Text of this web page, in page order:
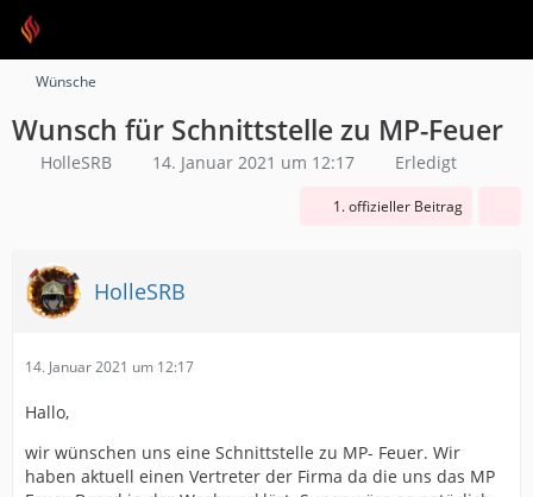
Wünsche
Wunsch für Schnittstelle zu MP-Feuer
HolleSRB 14. Januar 2021 um 12:17 Erledigt
1. offizieller Beitrag
HolleSRB
14. Januar 2021 um 12:17
Hallo,
wir wünschen uns eine Schnittstelle zu MP- Feuer. Wir
haben aktuell einen Vertreter der Firma da die uns das MP